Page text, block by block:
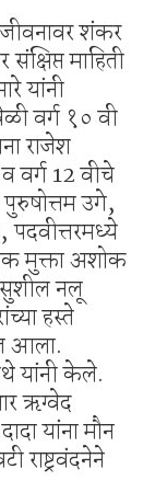
जीवनावर शंकर
माहिती
यांनी
वर्ग १० वी
राजेश
12 वीचे
उगे,
मुक्ता अशोक
नलू
हस्ते
आला.
यांनी केले.
ऋग्वेद
यांना मौन